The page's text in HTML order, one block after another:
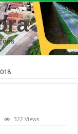
322 Views